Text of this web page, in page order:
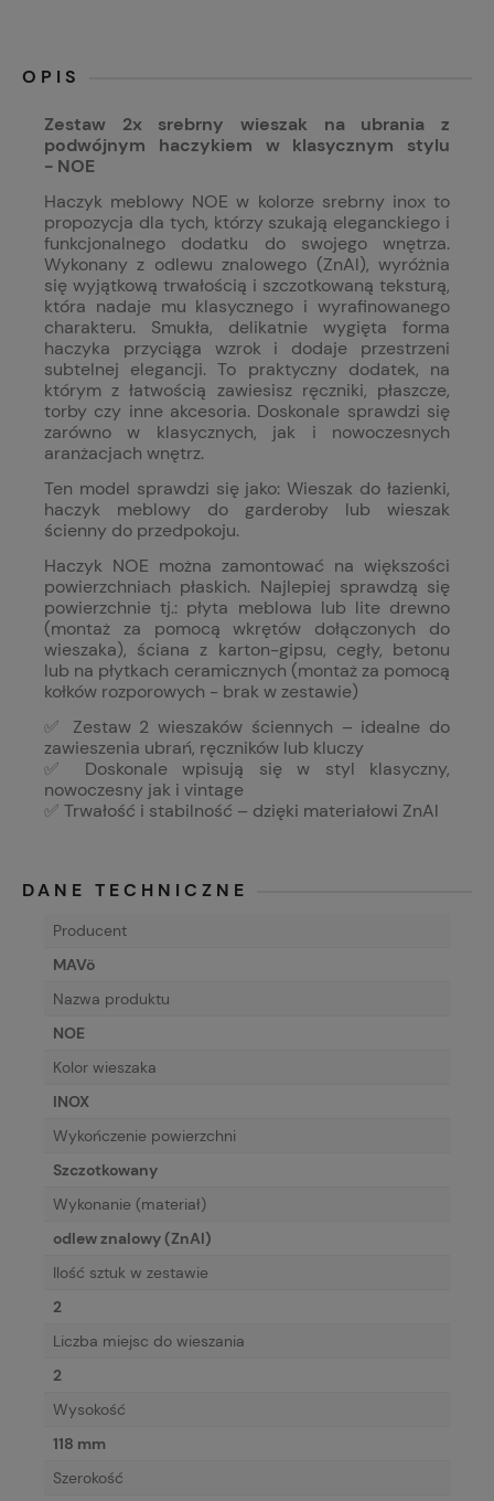
OPIS
Zestaw 2x srebrny wieszak na ubrania z
podwójnym haczykiem w klasycznym stylu
- NOE
Haczyk meblowy NOE w kolorze srebrny inox to
propozycja dla tych, którzy szukają eleganckiego i
funkcjonalnego dodatku do swojego wnętrza.
Wykonany z odlewu znalowego (ZnAl), wyróżnia
się wyjątkową trwałością i szczotkowaną teksturą,
która nadaje mu klasycznego i wyrafinowanego
charakteru. Smukła, delikatnie wygięta forma
haczyka przyciąga wzrok i dodaje przestrzeni
subtelnej elegancji. To praktyczny dodatek, na
którym z łatwością zawiesisz ręczniki, płaszcze,
torby czy inne akcesoria. Doskonale sprawdzi się
zarówno w klasycznych, jak i nowoczesnych
aranżacjach wnętrz.
Ten model sprawdzi się jako: Wieszak do łazienki,
haczyk meblowy do garderoby lub wieszak
ścienny do przedpokoju.
Haczyk NOE można zamontować na większości
powierzchniach płaskich. Najlepiej sprawdzą się
powierzchnie tj.: płyta meblowa lub lite drewno
(montaż za pomocą wkrętów dołączonych do
wieszaka), ściana z karton-gipsu, cegły, betonu
lub na płytkach ceramicznych (montaż za pomocą
kołków rozporowych - brak w zestawie)
✅ Zestaw 2 wieszaków ściennych – idealne do
zawieszenia ubrań, ręczników lub kluczy
✅ Doskonale wpisują się w styl klasyczny,
nowoczesny jak i vintage
✅ Trwałość i stabilność – dzięki materiałowi ZnAl
DANE TECHNICZNE
Producent
MAVö
Nazwa produktu
NOE
Kolor wieszaka
INOX
Wykończenie powierzchni
Szczotkowany
Wykonanie (materiał)
odlew znalowy (ZnAl)
Ilość sztuk w zestawie
2
Liczba miejsc do wieszania
2
Wysokość
118 mm
Szerokość